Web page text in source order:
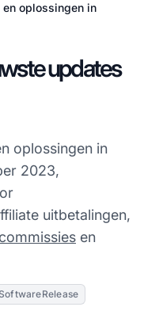
oplossingen in
updates
oplossingen in
2023,
uitbetalingen,
en
SoftwareRelease